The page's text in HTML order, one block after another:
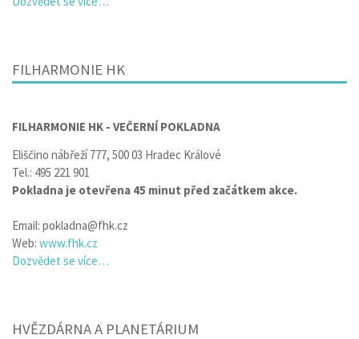
FILHARMONIE HK
FILHARMONIE HK - VEČERNÍ POKLADNA
Eliščino nábřeží 777, 500 03 Hradec Králové
Tel.: 495 221 901
Pokladna je otevřena 45 minut před začátkem akce.
Email: pokladna@fhk.cz
Web: www.fhk.cz
Dozvědet se více…
HVĚZDÁRNA A PLANETÁRIUM